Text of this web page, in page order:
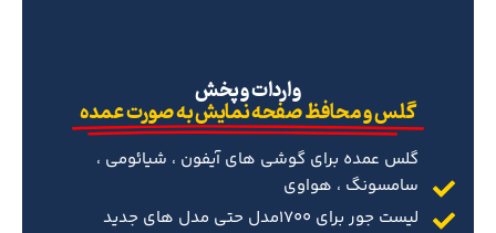
‌واردات و پخش
گلس و محافظ صفحه نمایش به صورت عمده
گلس عمده برای گوشی های آیفون ، شیائومی ،
سامسونگ ، هواوی
لیست جور برای 1700مدل حتی مدل های جدید